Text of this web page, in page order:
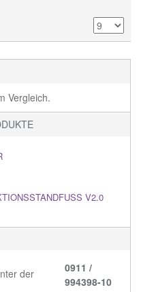
Vergleich.
V2.0 S
0911 /
994398-10